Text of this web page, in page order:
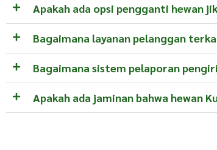
Apakah ada opsi pengganti hewan
Bagaimana layanan pelanggan
Bagaimana sistem pelaporan
Apakah ada jaminan bahwa hewan